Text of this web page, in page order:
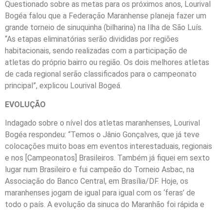
Questionado sobre as metas para os próximos anos, Lourival
Bogéa falou que a Federação Maranhense planeja fazer um
grande torneio de sinuquinha (bilharina) na Ilha de São Luís.
“As etapas eliminatórias serão divididas por regiões
habitacionais, sendo realizadas com a participação de
atletas do próprio bairro ou região. Os dois melhores atletas
de cada regional serão classificados para o campeonato
principal”, explicou Lourival Bogeá.
EVOLUÇÃO
Indagado sobre o nível dos atletas maranhenses, Lourival
Bogéa respondeu: “Temos o Jânio Gonçalves, que já teve
colocações muito boas em eventos interestaduais, regionais
e nos [Campeonatos] Brasileiros. Também já fiquei em sexto
lugar num Brasileiro e fui campeão do Torneio Asbac, na
Associação do Banco Central, em Brasília/DF. Hoje, os
maranhenses jogam de igual para igual com os ‘feras’ de
todo o país. A evolução da sinuca do Maranhão foi rápida e